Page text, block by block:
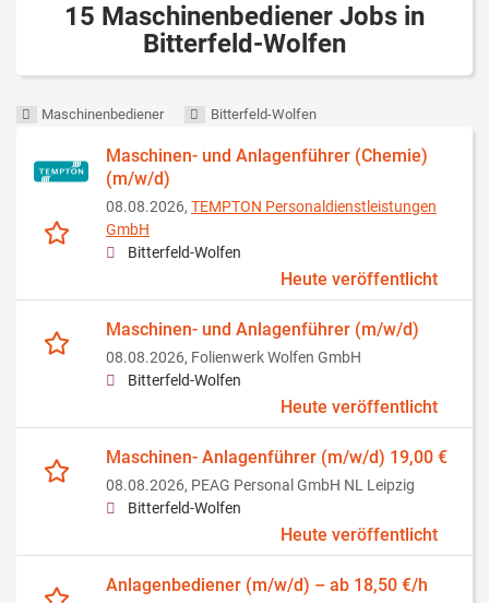
15 Maschinenbediener Jobs in
Bitterfeld-Wolfen
Maschinenbediener Bitterfeld-Wolfen
Maschinen- und Anlagenführer (Chemie)
(m/w/d)
08.08.2026, TEMPTON Personaldienstleistungen
GmbH
Bitterfeld-Wolfen
Heute veröffentlicht
Maschinen- und Anlagenführer (m/w/d)
08.08.2026, Folienwerk Wolfen GmbH
Bitterfeld-Wolfen
Heute veröffentlicht
Maschinen- Anlagenführer (m/w/d) 19,00 €
08.08.2026, PEAG Personal GmbH NL Leipzig
Bitterfeld-Wolfen
Heute veröffentlicht
Anlagenbediener (m/w/d) – ab 18,50 €/h